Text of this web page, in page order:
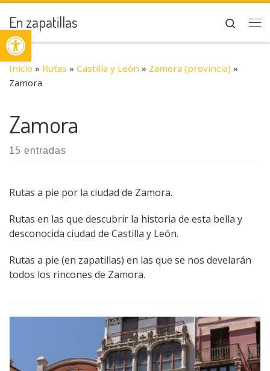
Abrir barra de herramientas
Saltar al contenido
En zapatillas
Search
Inicio » Rutas » Castilla y León » Zamora (provincia) »
Zamora
Zamora
15 entradas
Rutas a pie por la ciudad de Zamora.
Rutas en las que descubrir la historia de esta bella y
desconocida ciudad de Castilla y León.
Rutas a pie (en zapatillas) en las que se nos develarán
todos los rincones de Zamora.